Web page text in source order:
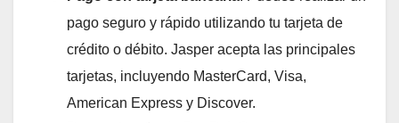
pago seguro y rápido utilizando tu tarjeta de
crédito o débito. Jasper acepta las principales
tarjetas, incluyendo MasterCard, Visa,
American Express y Discover.